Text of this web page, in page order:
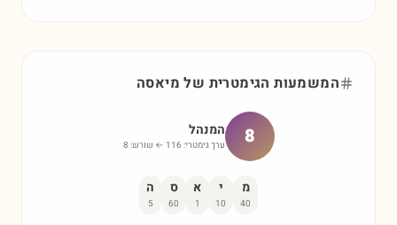
המשמעות הגימטרית של מיאסה
8 המנהל
ערך גימטרי: 116 ← שורש: 8
מ
40
י
10
א
1
ס
60
ה
5